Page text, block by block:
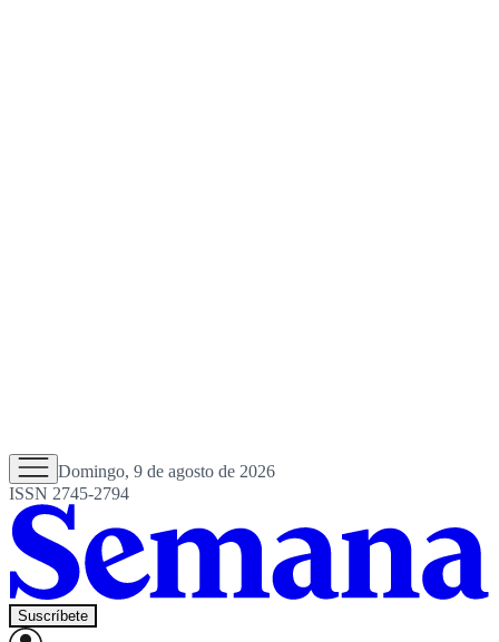
Domingo, 9 de agosto de 2026
ISSN 2745-2794
Suscríbete